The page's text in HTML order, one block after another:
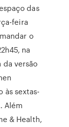
das
feira
o
na
versão
às sextas-
Além
& Health,